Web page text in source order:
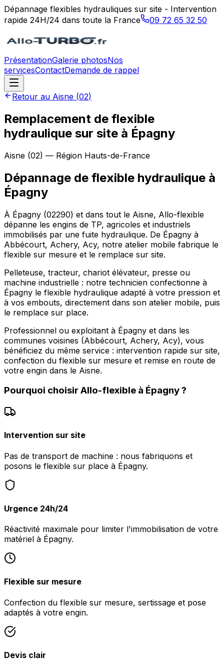
Dépannage flexibles hydrauliques sur site - Intervention
rapide 24H/24 dans toute la France
09 72 65 32 50
PrésentationGalerie photosNos
servicesContactDemande de rappel
Retour au Aisne (02)
Remplacement de flexible
hydraulique sur site à Épagny
Aisne (02) — Région Hauts-de-France
Dépannage de flexible hydraulique à
Épagny
À Épagny (02290) et dans tout le Aisne, Allo-flexible
dépanne les engins de TP, agricoles et industriels
immobilisés par une fuite hydraulique. De Épagny à
Abbécourt, Achery, Acy, notre atelier mobile fabrique le
flexible sur mesure et le remplace sur site.
Pelleteuse, tracteur, chariot élévateur, presse ou
machine industrielle : notre technicien confectionne à
Épagny le flexible hydraulique adapté à votre pression et
à vos embouts, directement dans son atelier mobile, puis
le remplace sur place.
Professionnel ou exploitant à Épagny et dans les
communes voisines (Abbécourt, Achery, Acy), vous
bénéficiez du même service : intervention rapide sur site,
confection du flexible sur mesure et remise en route de
votre engin dans le Aisne.
Pourquoi choisir Allo-flexible à Épagny?
Intervention sur site
Pas de transport de machine : nous fabriquons et
posons le flexible sur place à Épagny.
Urgence 24h/24
Réactivité maximale pour limiter l'immobilisation de votre
matériel à Épagny.
Flexible sur mesure
Confection du flexible sur mesure, sertissage et pose
adaptés à votre engin.
Devis clair